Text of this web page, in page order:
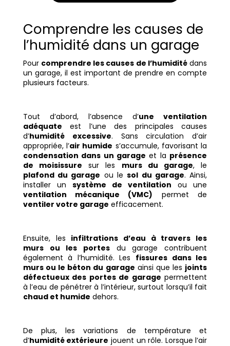
Comprendre les causes de
l’humidité dans un garage
Pour comprendre les causes de l’humiditédans
un garage, il est important de prendre en compte
plusieurs facteurs.
Tout d’abord, l’absence d’une ventilation
adéquate est l’une des principales causes
d’humidité excessive. Sans circulation d’air
appropriée, l’air humide s’accumule, favorisant la
condensation dans un garage et la présence
de moisissure sur les murs du garage, le
plafond du garage ou lesol du garage. Ainsi,
installer un système de ventilation ou une
ventilation mécanique (VMC) permet de
ventiler votre garage efficacement.
Ensuite, les infiltrations d’eau à travers les
murs ou les portes du garage contribuent
également à l’humidité. Les fissures dans les
murs ou le béton du garage ainsi que les joints
défectueux des portes de garage permettent
à l’eau de pénétrer à l’intérieur, surtout lorsqu’il fait
chaud et humide dehors.
De plus, les variations de température et
d’humidité extérieure jouent un rôle. Lorsque l’air